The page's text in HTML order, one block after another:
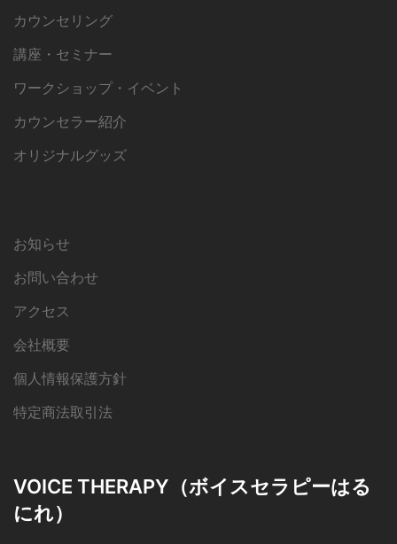
カウンセリング
講座・セミナー
ワークショップ・イベント
カウンセラー紹介
オリジナルグッズ
お知らせ
お問い合わせ
アクセス
会社概要
個人情報保護方針
特定商法取引法
VOICE THERAPY（ボイスセラピーはる
にれ）